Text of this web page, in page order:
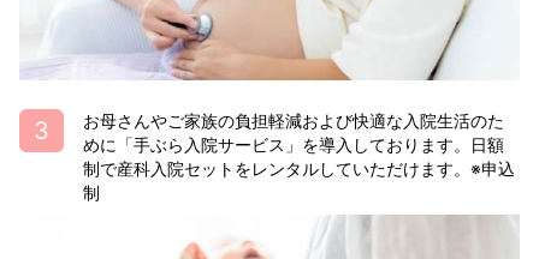
お母さんやご家族の負担軽減および快適な入院生活のた
めに「手ぶら入院サービス」を導入しております。日額
制で産科入院セットをレンタルしていただけます。※申込
制